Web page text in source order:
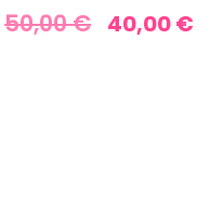
50,00€ 40,00€